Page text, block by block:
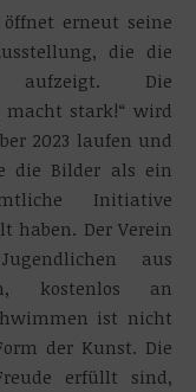
die die
aufzeigt. Die
macht stark!“ wird
2023 laufen und
die Bilder als ein
Initiative
haben. Der Verein
aus
kostenlos an
ist nicht
der Kunst. Die
erfüllt sind,